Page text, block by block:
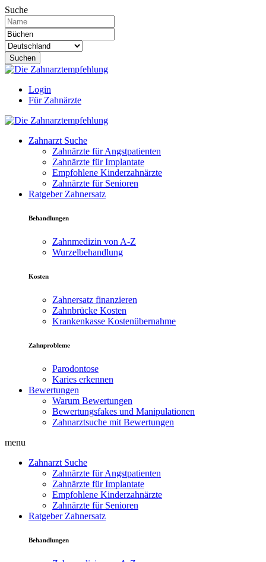
Suche
Suchen
Login
Für Zahnärzte
Zahnarzt Suche
Zahnärzte für Angstpatienten
Zahnärzte für Implantate
Empfohlene Kinderzahnärzte
Zahnärzte für Senioren
Ratgeber Zahnersatz
Behandlungen
Zahnmedizin von A-Z
Wurzelbehandlung
Kosten
Zahnersatz finanzieren
Zahnbrücke Kosten
Krankenkasse Kostenübernahme
Zahnprobleme
Parodontose
Karies erkennen
Bewertungen
Warum Bewertungen
Bewertungsfakes und Manipulationen
Zahnarztsuche mit Bewertungen
menu
Zahnarzt Suche
Zahnärzte für Angstpatienten
Zahnärzte für Implantate
Empfohlene Kinderzahnärzte
Zahnärzte für Senioren
Ratgeber Zahnersatz
Behandlungen